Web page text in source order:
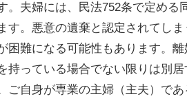
。夫婦には、民法752条で定める
。悪意の遺棄と認定されてしま
困難になる可能性もあります。離
持っている場合でない限りは別居
ご自身が専業の主婦（主夫）であ